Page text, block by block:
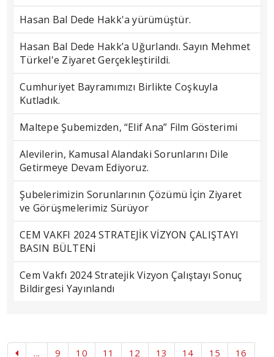
Hasan Bal Dede Hakk'a yürümüştür.
Hasan Bal Dede Hakk’a Uğurlandı. Sayın Mehmet
Türkel'e Ziyaret Gerçekleştirildi.
Cumhuriyet Bayramımızı Birlikte Coşkuyla
Kutladık.
Maltepe Şubemizden, “Elif Ana” Film Gösterimi
Alevilerin, Kamusal Alandaki Sorunlarını Dile
Getirmeye Devam Ediyoruz.
Şubelerimizin Sorunlarının Çözümü İçin Ziyaret
ve Görüşmelerimiz Sürüyor
CEM VAKFI 2024 STRATEJİK VİZYON ÇALIŞTAYI
BASIN BÜLTENİ
Cem Vakfı 2024 Stratejik Vizyon Çalıştayı Sonuç
Bildirgesi Yayınlandı
... 9 10 11 12 13 14 15 16